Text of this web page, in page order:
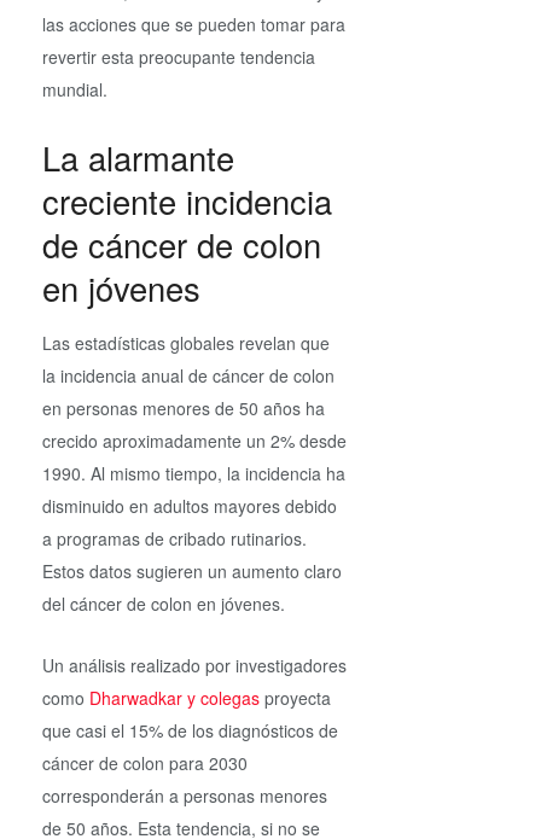
las acciones que se pueden tomar para
revertir esta preocupante tendencia
mundial.
La alarmante
creciente incidencia
de cáncer de colon
en jóvenes
Las estadísticas globales revelan que
la incidencia anual de cáncer de colon
en personas menores de 50 años ha
crecido aproximadamente un 2% desde
1990. Al mismo tiempo, la incidencia ha
disminuido en adultos mayores debido
a programas de cribado rutinarios.
Estos datos sugieren un aumento claro
del cáncer de colon en jóvenes.
Un análisis realizado por investigadores
como Dharwadkar y colegas proyecta
que casi el 15% de los diagnósticos de
cáncer de colon para 2030
corresponderán a personas menores
de 50 años. Esta tendencia, si no se